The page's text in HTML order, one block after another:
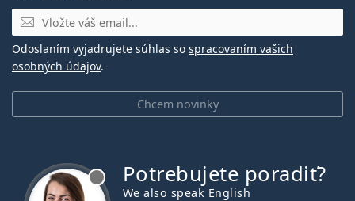
E-mail
Chcem novinky
Odoslaním vyjadrujete súhlas so spracovaním vašich
osobných údajov.
Potrebujete poradiť?
We also speak English